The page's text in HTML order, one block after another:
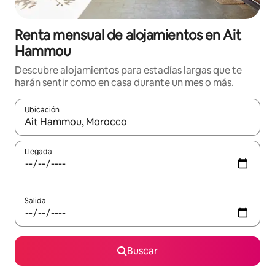
Renta mensual de alojamientos en Ait
Hammou
Descubre alojamientos para estadías largas que te
harán sentir como en casa durante un mes o más.
Ubicación
Cuando los resultados estén disponibles, navega con las
Llegada
Salida
Buscar